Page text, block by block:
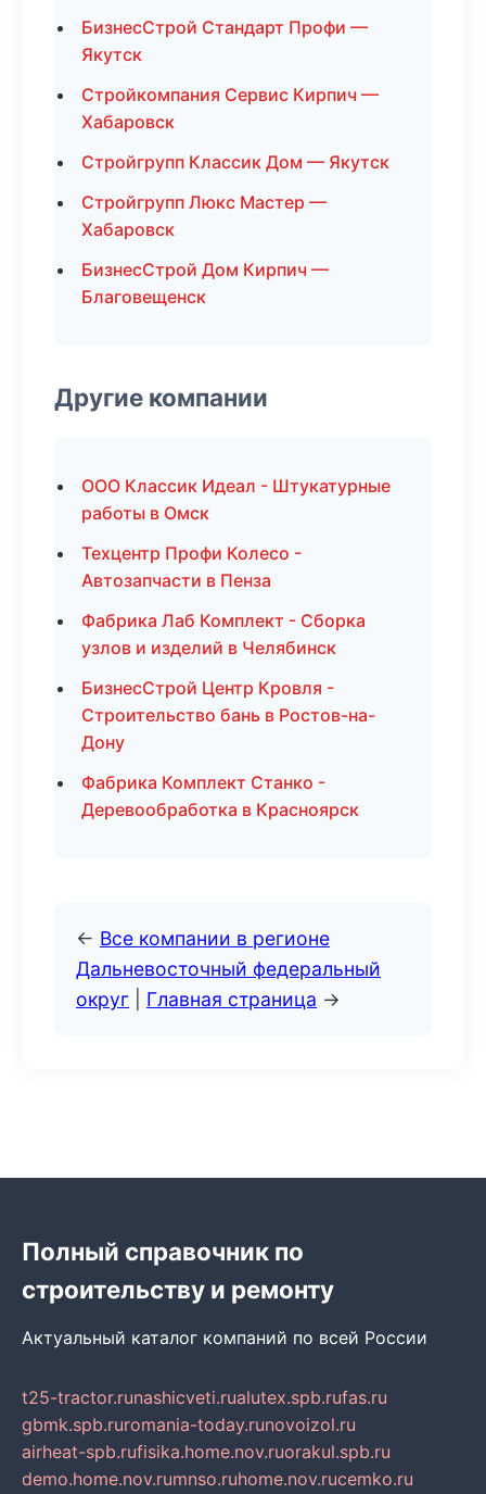
БизнесСтрой Стандарт Профи —
Якутск
Стройкомпания Сервис Кирпич —
Хабаровск
Стройгрупп Классик Дом — Якутск
Стройгрупп Люкс Мастер —
Хабаровск
БизнесСтрой Дом Кирпич —
Благовещенск
Другие компании
ООО Классик Идеал - Штукатурные
работы в Омск
Техцентр Профи Колесо -
Автозапчасти в Пенза
Фабрика Лаб Комплект - Сборка
узлов и изделий в Челябинск
БизнесСтрой Центр Кровля -
Строительство бань в Ростов-на-
Дону
Фабрика Комплект Станко -
Деревообработка в Красноярск
← Все компании в регионе
Дальневосточный федеральный
округ
Главная страница →
Полный справочник по
строительству и ремонту
Актуальный каталог компаний по всей России
t25-tractor.runashicveti.rualutex.spb.rufas.ru
gbmk.spb.ruromania-today.runovoizol.ru
airheat-spb.rufisika.home.nov.ruorakul.spb.ru
demo.home.nov.rumnso.ruhome.nov.rucemko.ru